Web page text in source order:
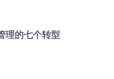
理的七个转型